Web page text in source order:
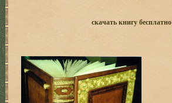
скачать книгу бесплатно